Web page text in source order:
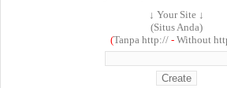
↓ Your Site ↓
(Situs Anda)
(Tanpa http:// -Without